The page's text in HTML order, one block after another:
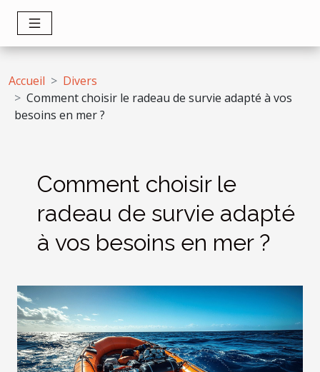
Accueil
Divers
Comment choisir le radeau de survie adapté à vos
besoins en mer ?
Comment choisir le
radeau de survie adapté
à vos besoins en mer ?